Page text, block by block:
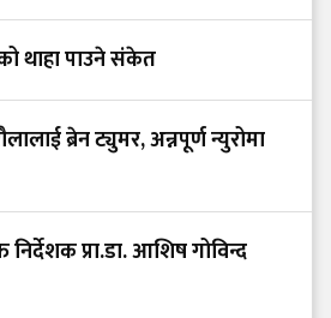
थाहा पाउने संकेत
ब्रेन ट्युमर, अन्नपूर्ण न्युरोमा
प्रा.डा. आशिष गोविन्द